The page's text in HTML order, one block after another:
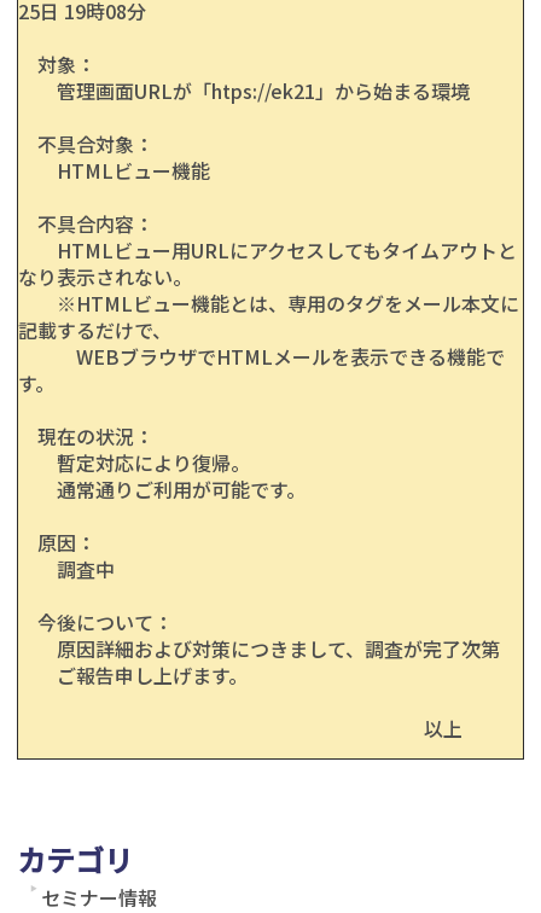
25日 19時08分
対象：
管理画面URLが「htps://ek21」から始まる環境
不具合対象：
HTMLビュー機能
不具合内容：
HTMLビュー用URLにアクセスしてもタイムアウトと
なり表示されない。
※HTMLビュー機能とは、専用のタグをメール本文に
記載するだけで、
WEBブラウザでHTMLメールを表示できる機能で
す。
現在の状況：
暫定対応により復帰。
通常通りご利用が可能です。
原因：
調査中
今後について：
原因詳細および対策につきまして、調査が完了次第
ご報告申し上げます。
以上
カテゴリ
セミナー情報